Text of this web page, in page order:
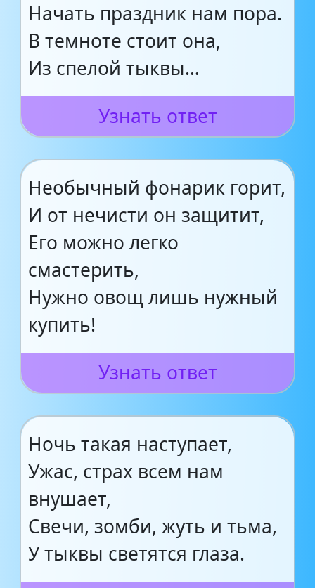
Начать праздник нам пора.
В темноте стоит она,
Из спелой тыквы…
Узнать ответ
Необычный фонарик горит,
И от нечисти он защитит,
Его можно легко
смастерить,
Нужно овощ лишь нужный
купить!
Узнать ответ
Ночь такая наступает,
Ужас, страх всем нам
внушает,
Свечи, зомби, жуть и тьма,
У тыквы светятся глаза.